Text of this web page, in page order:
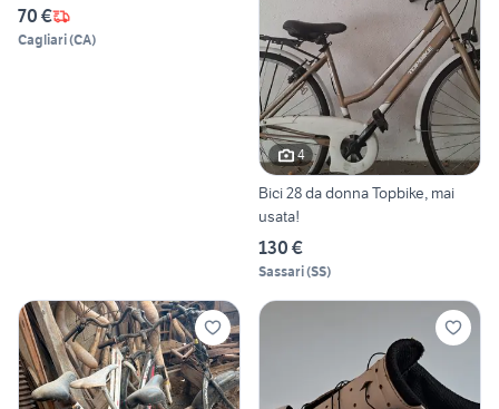
70 €
Cagliari(CA)
4
Bici 28 da donna Topbike, mai
usata!
130 €
Sassari(SS)